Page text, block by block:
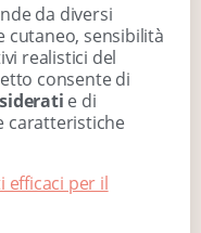
da diversi
sensibilità
realistici del
consente di
e di
caratteristiche
efficaci per il